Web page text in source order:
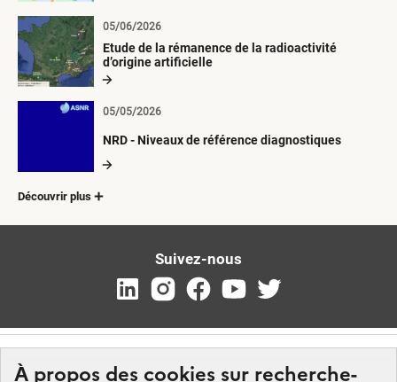
À propos des cookies sur recherche-
Etude de la rémanence de la radioactivité
d’origine artificielle
05/06/2026
NRD - Niveaux de référence diagnostiques
05/05/2026
Découvrir plus
Suivez-nous